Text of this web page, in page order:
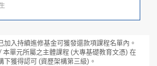
加入持續進修基金可獲發還款項課程名單內。
本單元所屬之主體課程 (大專基礎教育文憑) 在
下獲得認可 (資歷架構第三級)。